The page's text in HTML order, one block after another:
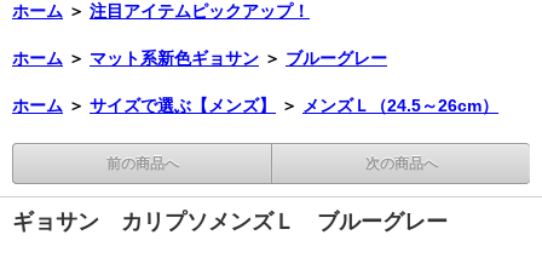
ホーム ＞ 注目アイテムピックアップ！
ホーム ＞ マット系新色ギョサン ＞ ブルーグレー
ホーム ＞ サイズで選ぶ【メンズ】 ＞ メンズＬ（24.5～26cm）
前の商品へ 次の商品へ
ギョサン カリプソメンズＬ ブルーグレー